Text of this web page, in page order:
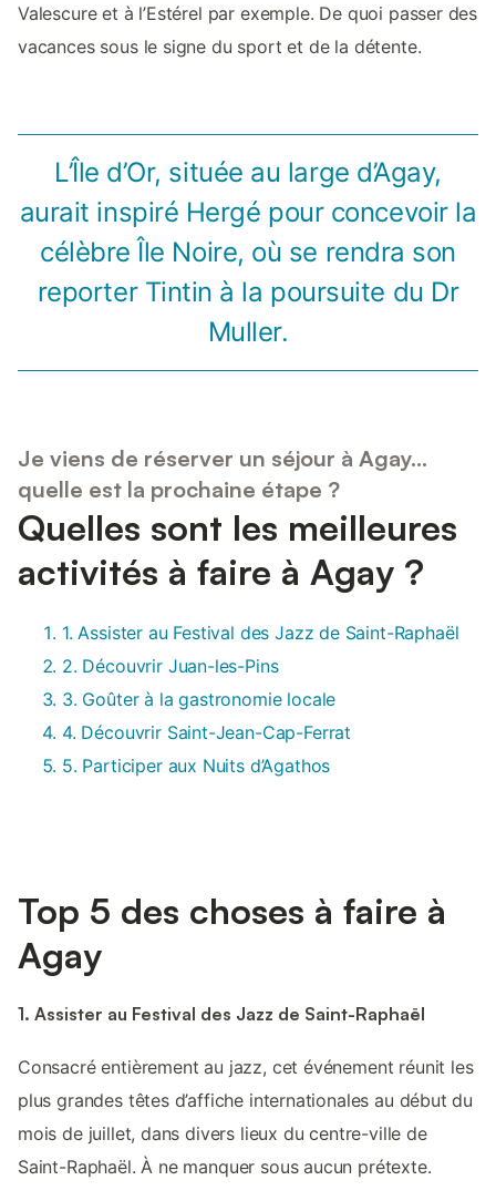
Valescure et à l’Estérel par exemple. De quoi passer des
vacances sous le signe du sport et de la détente.
L’Île d’Or, située au large d’Agay,
aurait inspiré Hergé pour concevoir la
célèbre Île Noire, où se rendra son
reporter Tintin à la poursuite du Dr
Muller.
Je viens de réserver un séjour à Agay...
quelle est la prochaine étape ?
Quelles sont les meilleures
activités à faire à Agay ?
1. Assister au Festival des Jazz de Saint-Raphaël
2. Découvrir Juan-les-Pins
3. Goûter à la gastronomie locale
4. Découvrir Saint-Jean-Cap-Ferrat
5. Participer aux Nuits d’Agathos
Top 5 des choses à faire à
Agay
1. Assister au Festival des Jazz de Saint-Raphaël
Consacré entièrement au jazz, cet événement réunit les
plus grandes têtes d’affiche internationales au début du
mois de juillet, dans divers lieux du centre-ville de
Saint-Raphaël. À ne manquer sous aucun prétexte.